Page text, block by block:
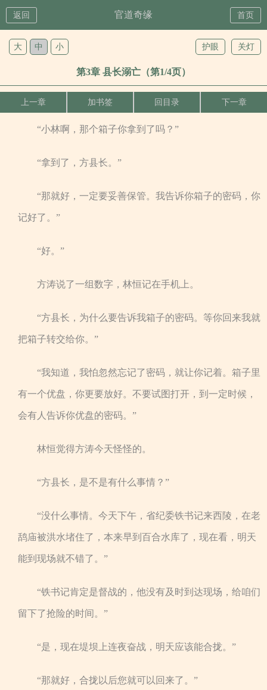
返回 官道奇缘 首页
关灯
护眼
大 中 小
第3章 县长溺亡（第1/4页）
上一章 加书签 回目录 下一章
“小林啊，那个箱子你拿到了吗？”
“拿到了，方县长。”
“那就好，一定要妥善保管。我告诉你箱子的密码，你
记好了。”
“好。”
方涛说了一组数字，林恒记在手机上。
“方县长，为什么要告诉我箱子的密码。等你回来我就
把箱子转交给你。”
“我知道，我怕忽然忘记了密码，就让你记着。箱子里
有一个优盘，你更要放好。不要试图打开，到一定时候，
会有人告诉你优盘的密码。”
林恒觉得方涛今天怪怪的。
“方县长，是不是有什么事情？”
“没什么事情。今天下午，省纪委铁书记来西陵，在老
鸹庙被洪水堵住了，本来早到百合水库了，现在看，明天
能到现场就不错了。”
“铁书记肯定是督战的，他没有及时到达现场，给咱们
留下了抢险的时间。”
“是，现在堤坝上连夜奋战，明天应该能合拢。”
“那就好，合拢以后您就可以回来了。”